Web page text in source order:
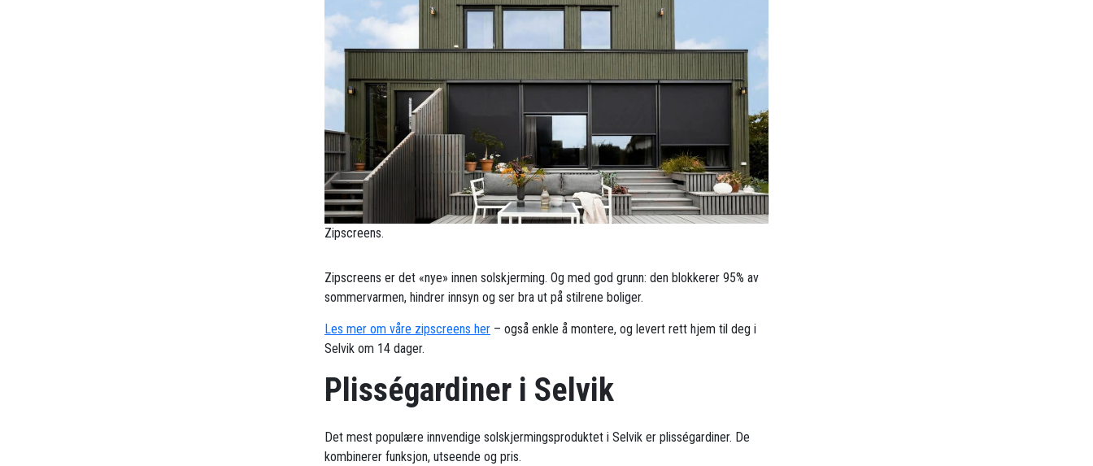
Zipscreens.
Zipscreens er det «nye» innen solskjerming. Og med god grunn: den blokkerer 95% av
sommervarmen, hindrer innsyn og ser bra ut på stilrene boliger.
Les mer om våre zipscreens her – også enkle å montere, og levert rett hjem til deg i
Selvik om 14 dager.
Plisségardiner i Selvik
Det mest populære innvendige solskjermingsproduktet i Selvik er plisségardiner. De
kombinerer funksjon, utseende og pris.